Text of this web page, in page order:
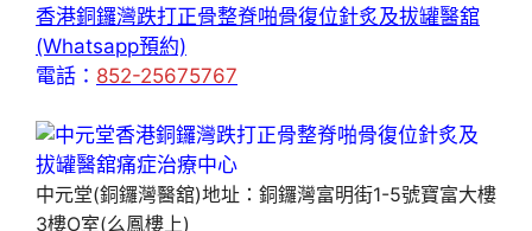
香港銅鑼灣跌打正骨整脊啪骨復位針炙及拔罐醫舘
(Whatsapp預約)
電話： 852-25675767
中元堂(銅鑼灣醫舘)地址：銅鑼灣富明街1-5號寶富大樓
3樓O室(么鳳樓上)